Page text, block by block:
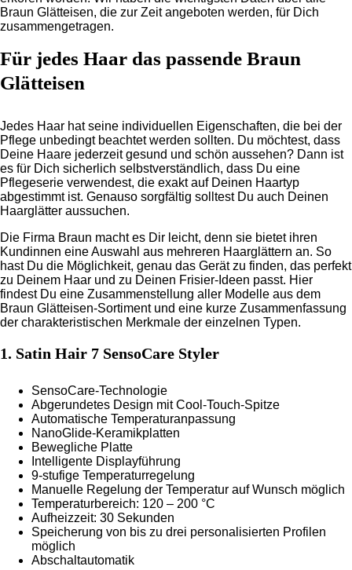
Braun Glätteisen, die zur Zeit angeboten werden, für Dich
zusammengetragen.
Für jedes Haar das passende Braun
Glätteisen
Jedes Haar hat seine individuellen Eigenschaften, die bei der
Pflege unbedingt beachtet werden sollten. Du möchtest, dass
Deine Haare jederzeit gesund und schön aussehen? Dann ist
es für Dich sicherlich selbstverständlich, dass Du eine
Pflegeserie verwendest, die exakt auf Deinen Haartyp
abgestimmt ist. Genauso sorgfältig solltest Du auch Deinen
Haarglätter aussuchen.
Die Firma Braun macht es Dir leicht, denn sie bietet ihren
Kundinnen eine Auswahl aus mehreren Haarglättern an. So
hast Du die Möglichkeit, genau das Gerät zu finden, das perfekt
zu Deinem Haar und zu Deinen Frisier-Ideen passt. Hier
findest Du eine Zusammenstellung aller Modelle aus dem
Braun Glätteisen-Sortiment und eine kurze Zusammenfassung
der charakteristischen Merkmale der einzelnen Typen.
1. Satin Hair 7 SensoCare Styler
SensoCare-Technologie
Abgerundetes Design mit Cool-Touch-Spitze
Automatische Temperaturanpassung
NanoGlide-Keramikplatten
Bewegliche Platte
Intelligente Displayführung
9-stufige Temperaturregelung
Manuelle Regelung der Temperatur auf Wunsch möglich
Temperaturbereich: 120 – 200 °C
Aufheizzeit: 30 Sekunden
Speicherung von bis zu drei personalisierten Profilen
möglich
Abschaltautomatik